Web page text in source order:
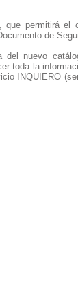
permitirá
de
nuevo
toda la
INQUIERO